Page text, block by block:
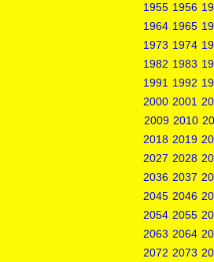
1955 1956
1964 1965
1973 1974
1982 1983
1991 1992
2000 2001
2009 2010
2018 2019
2027 2028
2036 2037
2045 2046
2054 2055
2063 2064
2072 2073